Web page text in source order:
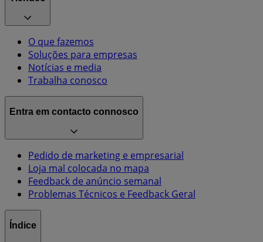
O que fazemos
Soluções para empresas
Notícias e media
Trabalha conosco
Entra em contacto connosco
Pedido de marketing e empresarial
Loja mal colocada no mapa
Feedback de anúncio semanal
Problemas Técnicos e Feedback Geral
Índice